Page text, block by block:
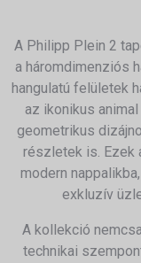
A Philipp Plein 2
a háromdimenziós
hangulatú felületek
az ikonikus
geometrikus
részletek is. Ezek
modern
exkluzív
A kollekció
technikai